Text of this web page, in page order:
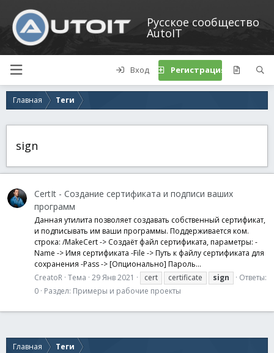
Русское сообщество
AutoIT
Вход Регистрация
Главная Теги
sign
CertIt - Создание сертификата и подписи ваших
программ
Данная утилита позволяет создавать собственный сертификат,
и подписывать им ваши программы. Поддерживается ком.
строка: /MakeCert -> Создаёт файл сертификата, параметры: -
Name -> Имя сертификата -File -> Путь к файлу сертификата для
сохранения -Pass -> [Опционально] Пароль...
CreatoR Тема 29 Янв 2021 cert certificate sign
Ответы:
0 Раздел: Примеры и рабочие проекты
Главная Теги